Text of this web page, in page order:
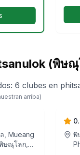
(พิษ
: 6 clubes en
arriba)
, Mueang
ษณุโลก,
พิ